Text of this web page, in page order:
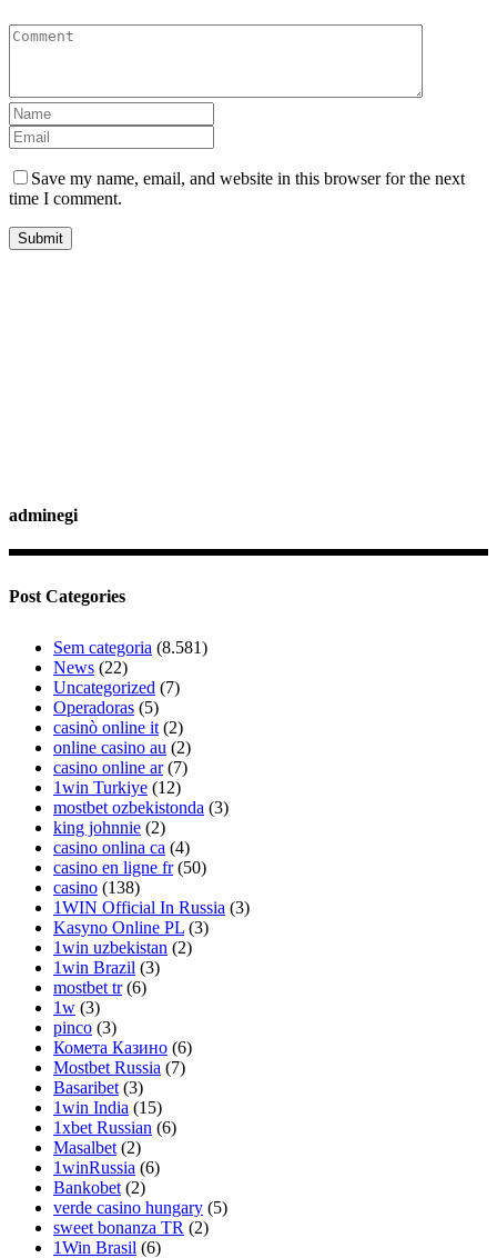
Save my name, email, and website in this browser for the next
time I comment.
adminegi
Post Categories
Sem categoria (8.581)
News (22)
Uncategorized (7)
Operadoras (5)
casinò online it (2)
online casino au (2)
casino online ar(7)
1win Turkiye (12)
mostbet ozbekistonda (3)
king johnnie (2)
casino onlina ca (4)
casino en ligne fr(50)
casino (138)
1WIN Official In Russia (3)
Kasyno Online PL (3)
1win uzbekistan (2)
1win Brazil (3)
mostbet tr(6)
1w (3)
pinco (3)
Комета Казино (6)
Mostbet Russia (7)
Basaribet (3)
1win India (15)
1xbet Russian (6)
Masalbet (2)
1winRussia (6)
Bankobet (2)
verde casino hungary (5)
sweet bonanza TR (2)
1Win Brasil (6)